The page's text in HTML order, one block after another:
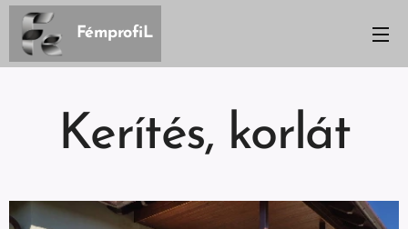
FémprofiL
Kerítés, korlát